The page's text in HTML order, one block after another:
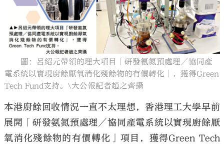
大公文匯
圖：呂紹元帶領的理大項目「研發氨氮預處理／協同產
電系統以實現廚餘厭氧消化殘餘物的有價轉化」，獲得Green
Tech Fund支持。\大公報記者趙之齊攝
本港廚餘回收情況一直不太理想，香港理工大學早前
展開「研發氨氮預處理／協同產電系統以實現廚餘厭
氧消化殘餘物的有價轉化」項目，獲得Green Tech